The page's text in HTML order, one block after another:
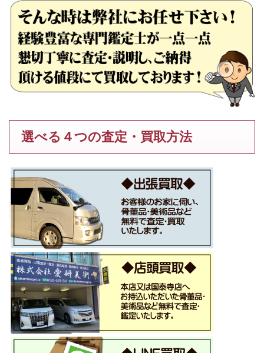
選べる４つの査定・買取方法